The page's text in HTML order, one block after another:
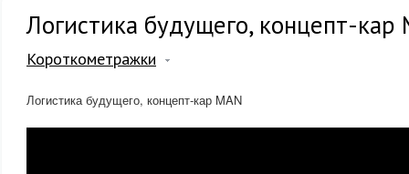
Логистика будущего, концепт-кар
Короткометражки
Логистика будущего, концепт-кар MAN